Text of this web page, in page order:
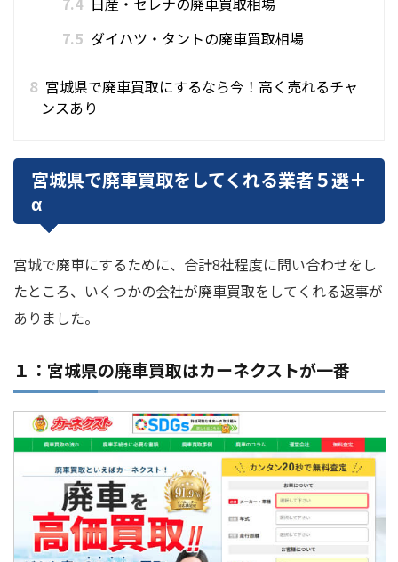
7.5 ダイハツ・タントの廃車買取相場
8 宮城県で廃車買取にするなら今！高く売れるチャ
ンスあり
宮城県で廃車買取をしてくれる業者５選＋
α
宮城で廃車にするために、合計8社程度に問い合わせをし
たところ、いくつかの会社が廃車買取をしてくれる返事が
ありました。
１：宮城県の廃車買取はカーネクストが一番